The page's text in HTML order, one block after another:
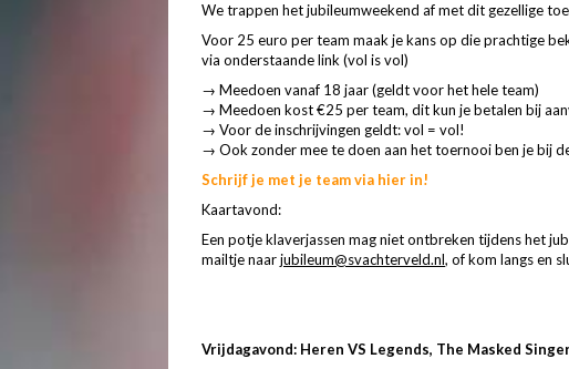
We trappen het jubileumweekend af met dit gezellige
Voor 25 euro per team maak je kans op die prachtige
via onderstaande link (vol is vol)
→ Meedoen vanaf 18 jaar (geldt voor het hele team)
→ Meedoen kost €25 per team, dit kun je betalen bij
→ Voor de inschrijvingen geldt: vol = vol!
→ Ook zonder mee te doen aan het toernooi ben je bij
Schrijf je met je team via hier in!
Kaartavond:
Een potje klaverjassen mag niet ontbreken tijdens het
mailtje naarjubileum@svachterveld.nl, of kom langs en
Vrijdagavond: Heren VS Legends, The Masked